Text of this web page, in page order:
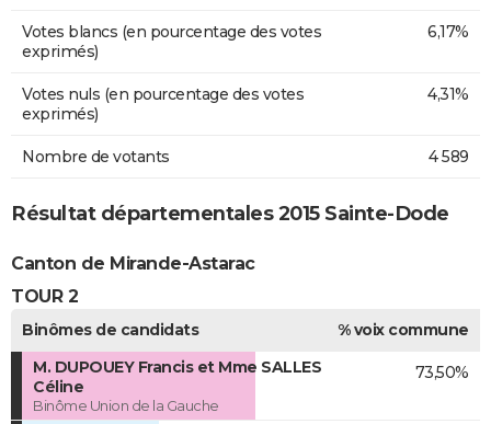
Votes blancs (en pourcentage des votes
exprimés)
6,17%
Votes nuls (en pourcentage des votes
exprimés)
4,31%
Nombre de votants 4 589
Résultat départementales 2015 Sainte-Dode
Canton de Mirande-Astarac
TOUR 2
Binômes de candidats
% voix commune
M. DUPOUEY Francis et Mme SALLES
Céline
Binôme Union de la Gauche
73,50%